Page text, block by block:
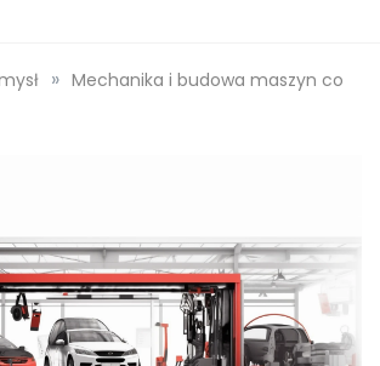
» Mechanika i budowa maszyn co